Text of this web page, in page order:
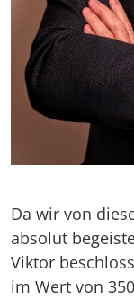
Da wir von
absolut
Viktor
im Wert von